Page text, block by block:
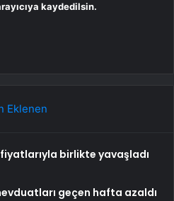
kaydedilsin.
Eklenen
birlikte yavaşladı
geçen hafta azaldı